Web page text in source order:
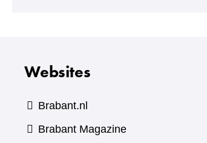
Websites
Brabant.nl
Brabant Magazine(verwijst